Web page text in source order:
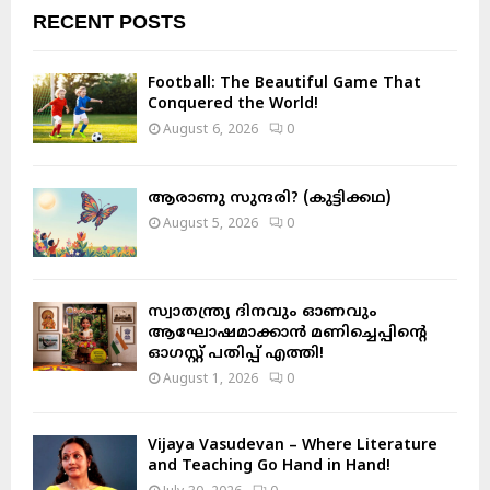
h
o
r
:
RECENT POSTS
Football: The Beautiful Game That
Conquered the World!
August 6, 2026 0
ആരാണു സുന്ദരി? (കുട്ടിക്കഥ)
August 5, 2026 0
സ്വാതന്ത്ര്യ ദിനവും ഓണവും
ആഘോഷമാക്കാൻ മണിച്ചെപ്പിന്റെ
ഓഗസ്റ്റ് പതിപ്പ് എത്തി!
August 1, 2026 0
Vijaya Vasudevan – Where Literature
and Teaching Go Hand in Hand!